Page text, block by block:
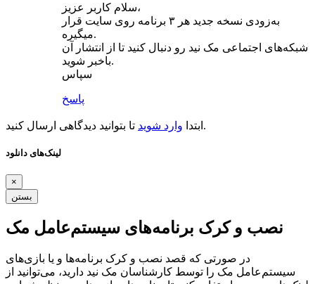
سلام کاربر عزیز،
به‌زودی نسخه جدید هر ۳ برنامه روی سایت قرار
میگیره.
شبکه‌های اجتماعی مک نید رو دنبال کنید تا از انتشار آن
باخبر شوید.
سپاس
پاسخ
ابتدا وارد شوید تا بتوانید دیدگاهی ارسال کنید.
لینک‌های دانلود
×
بستن
نصب و کرک برنامه‌های سیستم‌عامل مک
در صورتی که قصد نصب و کرک برنامه‌ها و یا بازی‌های
سیستم‌عامل مک را توسط کارشناسان مک نید دارید، می‌توانید از